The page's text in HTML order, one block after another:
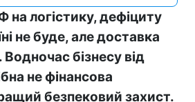
на логістику, дефіциту
не буде, але доставка
Водночас бізнесу від
не фінансова
безпековий захист.